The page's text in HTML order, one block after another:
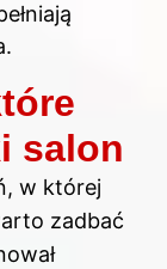
salon
w której
zadbać